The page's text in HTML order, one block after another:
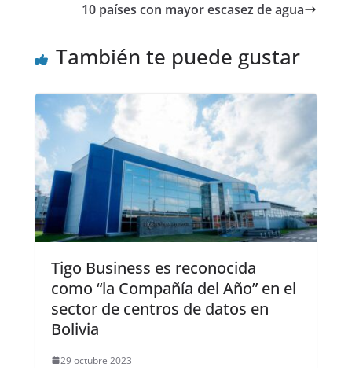
10 países con mayor escasez de agua
También te puede gustar
Tigo Business es reconocida
como “la Compañía del Año” en el
sector de centros de datos en
Bolivia
29 octubre 2023